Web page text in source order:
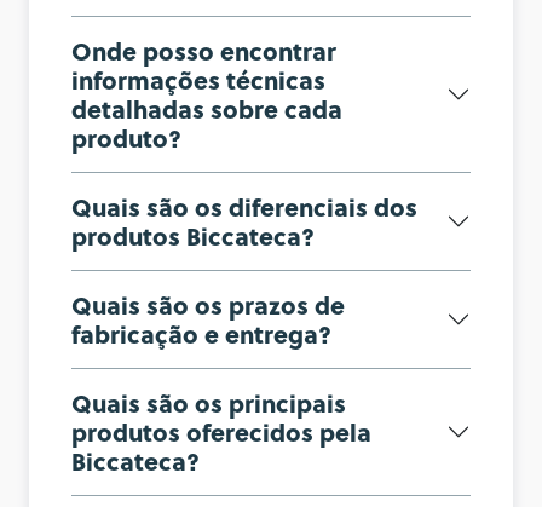
Onde posso encontrar
informações técnicas
detalhadas sobre cada
produto?
Quais são os diferenciais dos
produtos Biccateca?
Quais são os prazos de
fabricação e entrega?
Quais são os principais
produtos oferecidos pela
Biccateca?